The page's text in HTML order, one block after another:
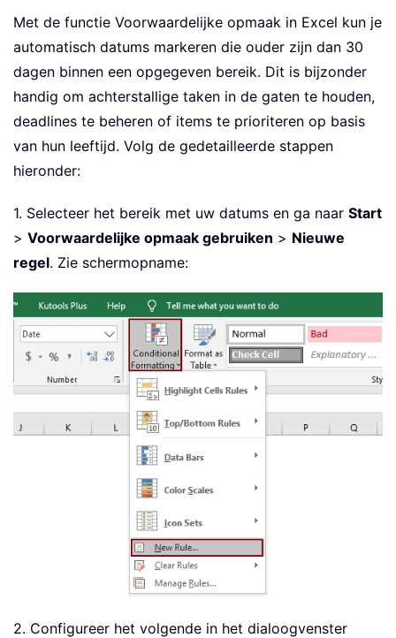
Met de functie Voorwaardelijke opmaak in Excel kun je
automatisch datums markeren die ouder zijn dan 30
dagen binnen een opgegeven bereik. Dit is bijzonder
handig om achterstallige taken in de gaten te houden,
deadlines te beheren of items te prioriteren op basis
van hun leeftijd. Volg de gedetailleerde stappen
hieronder:
1. Selecteer het bereik met uw datums en ga naar Start
> Voorwaardelijke opmaak gebruiken > Nieuwe
regel. Zie schermopname:
2. Configureer het volgende in het dialoogvenster